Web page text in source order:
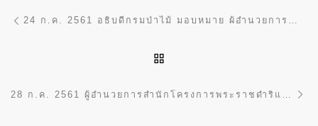
24 ก.ค. 2561 อธิบดีกรมป่าไม้ มอบหมาย ผ้อำนวยการสำนักฯ ร่วมหารือกับนายอำเภอเบตง จังหวัดยะลา และคณะผู้บริหารองค์กรปกครองส่วนท้องถิ่นในพื้นที่อำเภอเบตง เพื่อรับทราบแนวทางในการพัฒนาพื้นที่โครงการพัฒนาศักยภาพป่าเบตง จ.ยะลา